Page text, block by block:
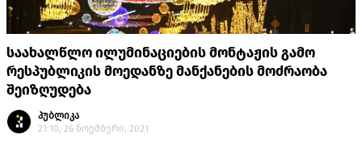
საახალწლო ილუმინაციების მონტაჟის გამო
რესპუბლიკის მოედანზე მანქანების მოძრაობა
შეიზღუდება
პუბლიკა
21:10, 26 ნოემბერი, 2021